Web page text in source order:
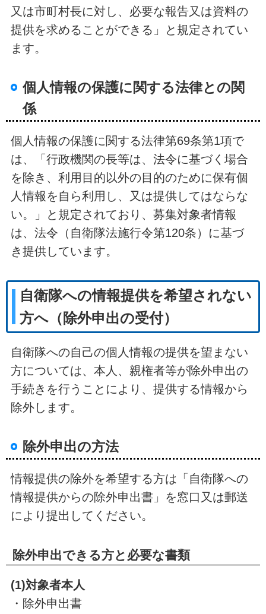
又は市町村長に対し、必要な報告又は資料の
提供を求めることができる」と規定されてい
ます。
個人情報の保護に関する法律との関
係
個人情報の保護に関する法律第69条第1項で
は、「行政機関の長等は、法令に基づく場合
を除き、利用目的以外の目的のために保有個
人情報を自ら利用し、又は提供してはならな
い。」と規定されており、募集対象者情報
は、法令（自衛隊法施行令第120条）に基づ
き提供しています。
自衛隊への情報提供を希望されない
方へ（除外申出の受付）
自衛隊への自己の個人情報の提供を望まない
方については、本人、親権者等が除外申出の
手続きを行うことにより、提供する情報から
除外します。
除外申出の方法
情報提供の除外を希望する方は「自衛隊への
情報提供からの除外申出書」を窓口又は郵送
により提出してください。
除外申出できる方と必要な書類
(1)対象者本人
・除外申出書